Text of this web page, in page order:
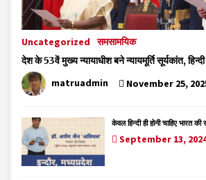
Uncategorized
समसामयिक
देश के 53वें मुख्य न्यायाधीश बने न्यायमूर्ति सूर्यकांत,
matruadmin
November 25,
केवल हिन्दी ही होनी चाहिए भारत की
September 13,